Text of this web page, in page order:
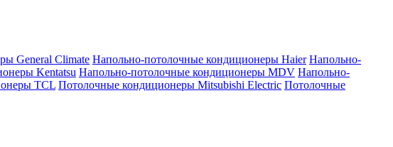
General Climate Напольно-потолочные кондиционеры Haier Напольно-
Kentatsu Напольно-потолочные кондиционеры MDV Напольно-
TCL Потолочные кондиционеры Mitsubishi Electric Потолочные